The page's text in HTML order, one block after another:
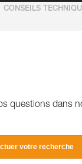
CONSEILS
questions dans
votre recherche